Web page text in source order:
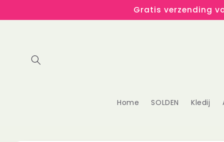
content
Gratis verzending
Home SOLDEN Kledij